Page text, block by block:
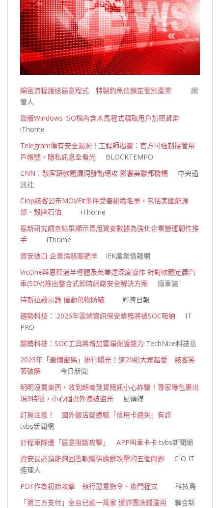
綿密流程護送惡意程式 特製釣魚信鎖定個別產業 網
管人
盜版Windows ISO檔內含木馬程式竊取用戶加密貨幣
iThome
Telegram傳有安全漏洞！工程師揭露：官方可強制接管用
戶帳號，隱私訊息全看光 BLOCKTEMPO
CNN：駭客藉軟體漏洞發動網攻 影響美聯邦機構 中央通
訊社
Clop駭客公布MOVEit事件受害組織名單，包括美國能源
部、殼牌石油 iThome
最新研究調查結果顯示善用資安數據為強化企業營運韌性推
手 iThome
資安破口 企業淪駭客肥羊 IEK產業情報網
VicOne與恩智浦半導體及英業達深度協作 針對軟體定義汽
車(SDV)推出整合式即時網路安全解決方案 癮車誌
特斯拉啟示錄 催動萬物防駭 經濟日報
趨勢科技： 2026年雲端資訊保安業務將被SOC吸納 IT
PRO
趨勢科技：SOC工具將增加雲端保護能力 TechNice科技島
2023年「最爛密碼」排行曝光！這20組大眾超愛 駭客笑
著破解 今日新聞
明明沒買東西，收到超商到貨簡訊小心詐騙！專家曝包裹出
現3特徵，小心個資外洩被盜光 風傳媒
訂房注意！ 國外飯店疑遭駭「信用卡遺失」有詐
tvbs新聞網
計程車隊遭「惡意阻斷攻擊」 APP叫車卡卡 tvbs新聞網
資安長必須能夠回答軟體供應鏈攻擊的五個問題 CIO IT
經理人
PDF作為初始攻擊 執行惡意指令、後門程式 科技島
「第三方支付」全台已逾一萬家 遭詐團洗錢濫用 聯合新